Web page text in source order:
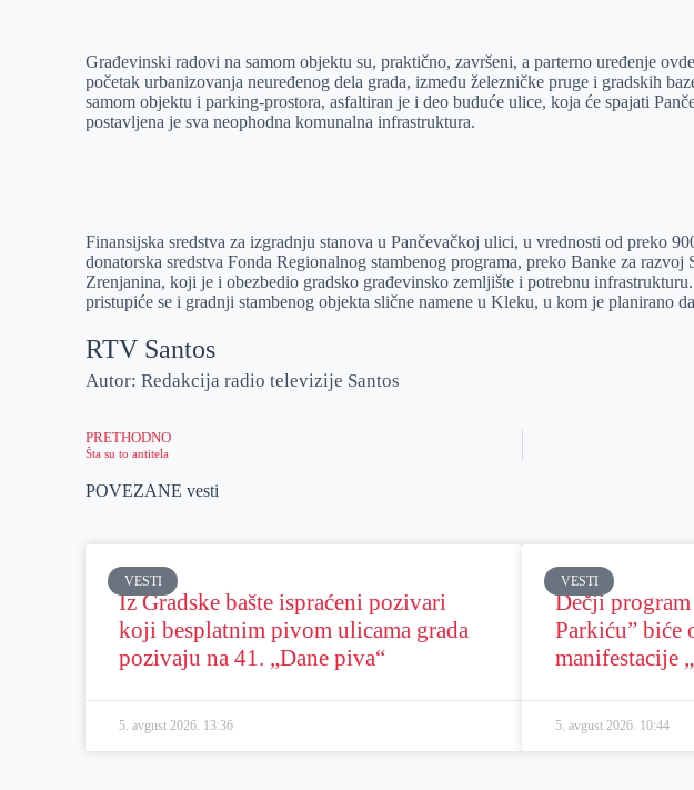
Građevinski radovi na samom objektu su, praktično, završeni, a parterno uređenje
početak urbanizovanja neuređenog dela grada, između železničke pruge i gradskih
samom objektu i parking-prostora, asfaltiran je i deo buduće ulice, koja će spajati
postavljena je sva neophodna komunalna infrastruktura.
Finansijska sredstva za izgradnju stanova u Pančevačkoj ulici, u vrednosti od preko
donatorska sredstva Fonda Regionalnog stambenog programa, preko Banke za razvoj
Zrenjanina, koji je i obezbedio gradsko građevinsko zemljište i potrebnu
pristupiće se i gradnji stambenog objekta slične namene u Kleku, u kom je planirano
RTV Santos
Autor: Redakcija radio televizije Santos
PRETHODNO
Šta su to antitela
POVEZANE vesti
VESTI
Iz Gradske bašte ispraćeni pozivari
koji besplatnim pivom ulicama grada
pozivaju na 41. „Dane piva“
5. avgust 2026. 13:36
VESTI
Dečji
Parkiću” biće
manifestacije
5. avgust 2026. 10:44